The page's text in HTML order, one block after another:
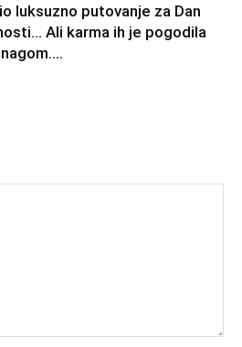
luksuzno putovanje za Dan
Ali karma ih je pogodila